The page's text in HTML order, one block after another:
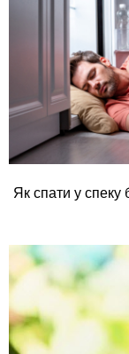
Як спати у спеку